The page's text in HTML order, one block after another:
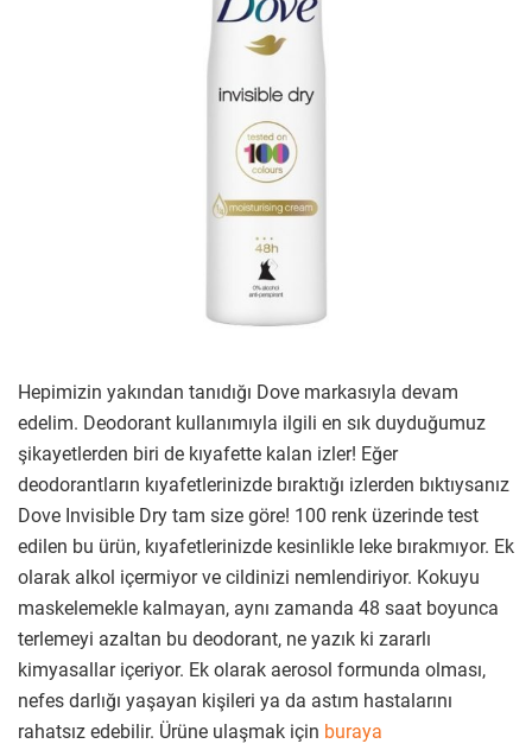
Hepimizin yakından tanıdığı Dove markasıyla devam
edelim. Deodorant kullanımıyla ilgili en sık duyduğumuz
şikayetlerden biri de kıyafette kalan izler! Eğer
deodorantların kıyafetlerinizde bıraktığı izlerden bıktıysanız
Dove Invisible Dry tam size göre! 100 renk üzerinde test
edilen bu ürün, kıyafetlerinizde kesinlikle leke bırakmıyor. Ek
olarak alkol içermiyor ve cildinizi nemlendiriyor. Kokuyu
maskelemekle kalmayan, aynı zamanda 48 saat boyunca
terlemeyi azaltan bu deodorant, ne yazık ki zararlı
kimyasallar içeriyor. Ek olarak aerosol formunda olması,
nefes darlığı yaşayan kişileri ya da astım hastalarını
rahatsız edebilir. Ürüne ulaşmak için buraya